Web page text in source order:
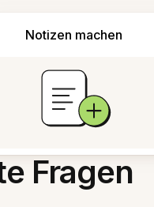
Notizen machen
Fragen